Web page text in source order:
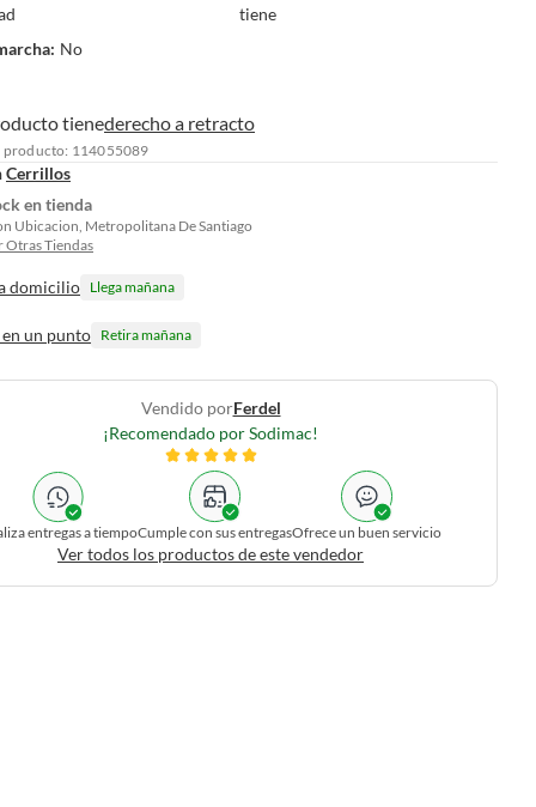
tiene
: No
tienederecho a retracto
producto: 114055089
Cerrillos
en tienda
Ubicacion, Metropolitana De Santiago
Otras Tiendas
domicilio Llega mañana
un punto Retira mañana
Vendido porFerdel
¡Recomendado por Sodimac!
entregas a tiempoCumple con sus entregasOfrece un buen servicio
Ver todos los productos de este vendedor